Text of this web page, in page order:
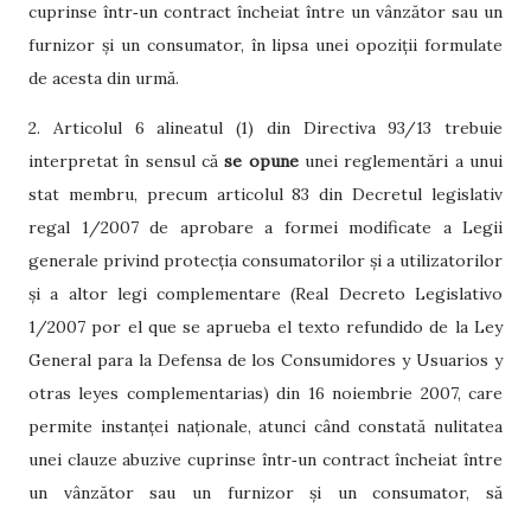
cuprinse într‑un contract încheiat între un vânzător sau un
furnizor și un consumator, în lipsa unei opoziții formulate
de acesta din urmă.
2. Articolul 6 alineatul (1) din Directiva 93/13 trebuie
interpretat în sensul căse opuneunei reglementări a unui
stat membru, precum articolul 83 din Decretul legislativ
regal 1/2007 de aprobare a formei modificate a Legii
generale privind protecția consumatorilor și a utilizatorilor
și a altor legi complementare (Real Decreto Legislativo
1/2007 por el que se aprueba el texto refundido de la Ley
General para la Defensa de los Consumidores y Usuarios y
otras leyes complementarias) din 16 noiembrie 2007, care
permite instanței naționale, atunci când constată nulitatea
unei clauze abuzive cuprinse într‑un contract încheiat între
un vânzător sau un furnizor și un consumator, să